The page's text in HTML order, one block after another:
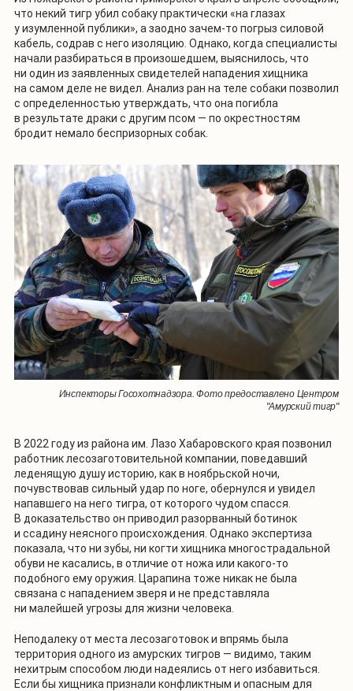
что некий тигр убил собаку практически «на глазах
у изумленной публики», а заодно зачем-то погрыз силовой
кабель, содрав с него изоляцию. Однако, когда специалисты
начали разбираться в произошедшем, выяснилось, что
ни один из заявленных свидетелей нападения хищника
на самом деле не видел. Анализ ран на теле собаки позволил
с определенностью утверждать, что она погибла
в результате драки с другим псом — по окрестностям
бродит немало беспризорных собак.
Инспекторы Госохотнадзора. Фото предоставлено Центром
"Амурский тигр"
В 2022 году из района им. Лазо Хабаровского края позвонил
работник лесозаготовительной компании, поведавший
леденящую душу историю, как в ноябрьской ночи,
почувствовав сильный удар по ноге, обернулся и увидел
напавшего на него тигра, от которого чудом спасся.
В доказательство он приводил разорванный ботинок
и ссадину неясного происхождения. Однако экспертиза
показала, что ни зубы, ни когти хищника многострадальной
обуви не касались, в отличие от ножа или какого-то
подобного ему оружия. Царапина тоже никак не была
связана с нападением зверя и не представляла
ни малейшей угрозы для жизни человека.
Неподалеку от места лесозаготовок и впрямь была
территория одного из амурских тигров — видимо, таким
нехитрым способом люди надеялись от него избавиться.
Если бы хищника признали конфликтным и опасным для